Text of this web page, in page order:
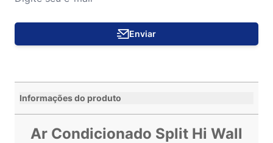
Enviar
Informações do produto
Ar Condicionado Split Hi Wall